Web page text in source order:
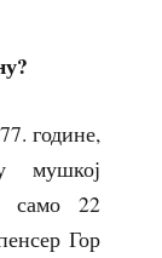
године,
мушкој
само 22
Гор